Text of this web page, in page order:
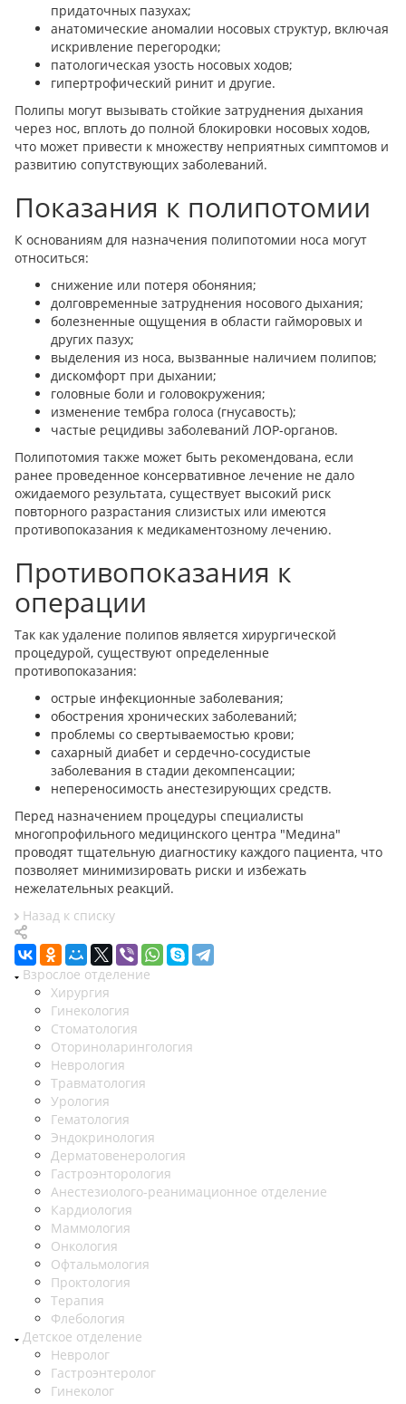
придаточных пазухах;
анатомические аномалии носовых структур, включая
искривление перегородки;
патологическая узость носовых ходов;
гипертрофический ринит и другие.
Полипы могут вызывать стойкие затруднения дыхания
через нос, вплоть до полной блокировки носовых ходов,
что может привести к множеству неприятных симптомов и
развитию сопутствующих заболеваний.
Показания к полипотомии
К основаниям для назначения полипотомии носа могут
относиться:
снижение или потеря обоняния;
долговременные затруднения носового дыхания;
болезненные ощущения в области гайморовых и
других пазух;
выделения из носа, вызванные наличием полипов;
дискомфорт при дыхании;
головные боли и головокружения;
изменение тембра голоса (гнусавость);
частые рецидивы заболеваний ЛОР-органов.
Полипотомия также может быть рекомендована, если
ранее проведенное консервативное лечение не дало
ожидаемого результата, существует высокий риск
повторного разрастания слизистых или имеются
противопоказания к медикаментозному лечению.
Противопоказания к
операции
Так как удаление полипов является хирургической
процедурой, существуют определенные
противопоказания:
острые инфекционные заболевания;
обострения хронических заболеваний;
проблемы со свертываемостью крови;
сахарный диабет и сердечно-сосудистые
заболевания в стадии декомпенсации;
непереносимость анестезирующих средств.
Перед назначением процедуры специалисты
многопрофильного медицинского центра "Медина"
проводят тщательную диагностику каждого пациента, что
позволяет минимизировать риски и избежать
нежелательных реакций.
Назад к списку
Взрослое отделение
Хирургия
Гинекология
Стоматология
Оториноларингология
Неврология
Травматология
Урология
Гематология
Эндокринология
Дерматовенерология
Гастроэнторология
Анестезиолого-реанимационное отделение
Кардиология
Маммология
Онкология
Офтальмология
Проктология
Терапия
Флебология
Детское отделение
Невролог
Гастроэнтеролог
Гинеколог